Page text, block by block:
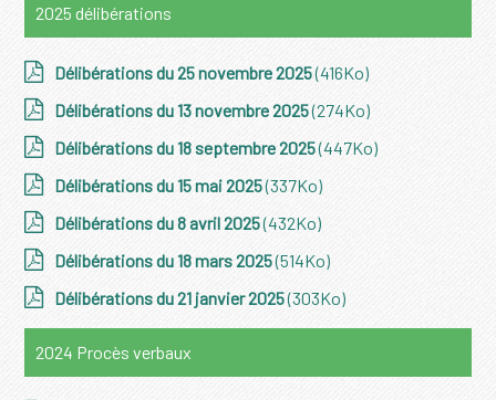
2025 délibérations
Délibérations du 25 novembre 2025(416Ko)
Délibérations du 13 novembre 2025(274Ko)
Délibérations du 18 septembre 2025(447Ko)
Délibérations du 15 mai 2025(337Ko)
Délibérations du 8 avril 2025(432Ko)
Délibérations du 18 mars 2025(514Ko)
Délibérations du 21 janvier 2025(303Ko)
2024 Procès verbaux